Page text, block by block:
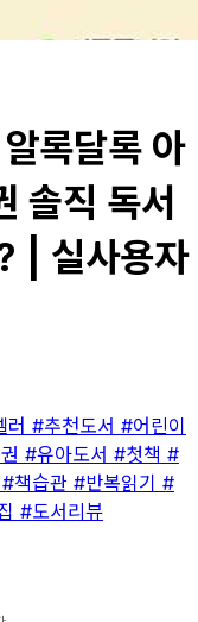
록달록 아
솔직 독서
| 실사용자
러 #추천도서 #어린이
#유아도서 #첫책 #
#책습관 #반복읽기 #
#도서리뷰